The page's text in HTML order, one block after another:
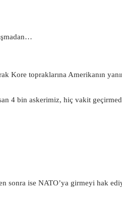
Kore topraklarına Amerikanın
4 bin askerimiz, hiç vakit
sonra ise NATO’ya girmeyi hak